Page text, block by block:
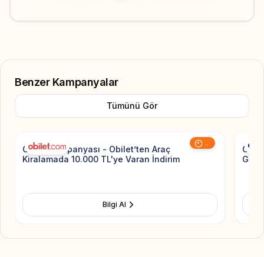
Benzer Kampanyalar
Tümünü Gör
Add to
Obilet Kampanyası - Obilet’ten Araç
Kiralamada 10.000 TL'ye Varan İndirim
Bilgi Al